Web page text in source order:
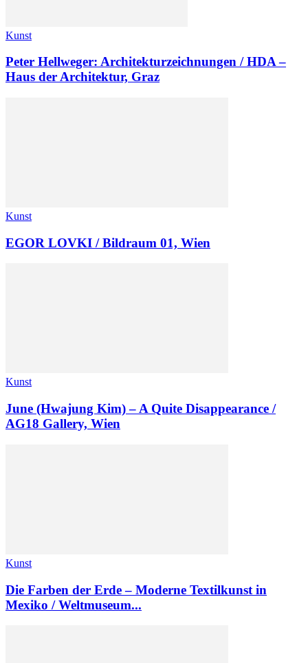
Kunst
Peter Hellweger: Architekturzeichnungen / HDA –
Haus der Architektur, Graz
Kunst
EGOR LOVKI / Bildraum 01, Wien
Kunst
June (Hwajung Kim) – A Quite Disappearance /
AG18 Gallery, Wien
Kunst
Die Farben der Erde – Moderne Textilkunst in
Mexiko / Weltmuseum...